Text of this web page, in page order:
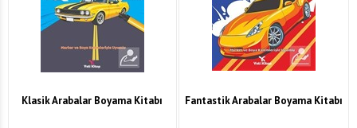
Klasik Arabalar Boyama Kitabı Fantastik Arabalar Boyama Kitabı